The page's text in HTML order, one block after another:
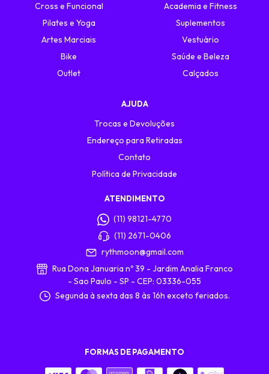
Cross e Funcional
Pilates e Yoga
Artes Marciais
Bike
Outlet
Academia e Fitness
Suplementos
Vestuário
Saúde e Beleza
Calçados
AJUDA
Trocas e Devoluções
Endereço para Retiradas
Contato
Política de Privacidade
ATENDIMENTO
(11) 98121-4770
(11) 2671-0406
rythmoon@gmail.com
Rua Dona Januaria nº 39 - Jardim Analia Franco
- Sao Paulo - SP - CEP: 03336-055
Segunda à sexta das 8 às 16h exceto feriados.
FORMAS DE PAGAMENTO